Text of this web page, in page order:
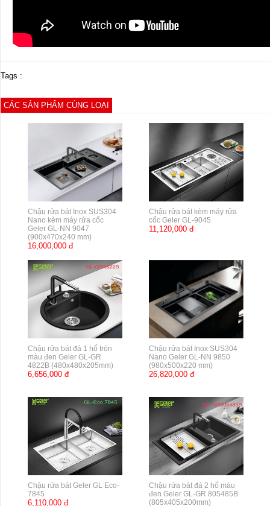
Tags :
CÁC SẢN PHẨM CÙNG LOẠI
Chậu rửa bát Inox SUS304
Nano kèm máy rửa cốc
Geler GL-NN 9047
(900x470x240 mm)
16,000,000 đ
Chậu rửa bát kèm máy rửa
cốc Geler GL-9045
11,120,000 đ
Chậu rửa bát đá 1 hố tròn
màu đen Geler GL-GR
4822B (480x480x205mm)
6,656,000 đ
Chậu rửa bát Inox SUS304
Nano Geler GL-NN 9850
(980x500x220 mm)
26,820,000 đ
Chậu rửa bát Geler GL Eco-
7845
6,110,000 đ
Chậu rửa bát đá 2 hố màu
đen Geler GL-GR 805485B
(805x405x200mm)